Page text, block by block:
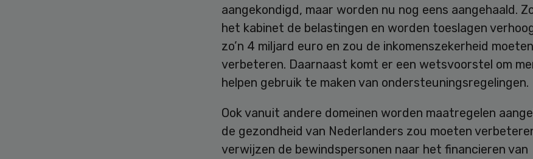
aangekondigd, maar worden nu nog eens aangehaald.
het kabinet de belastingen en worden toeslagen
zo’n 4 miljard euro en zou de inkomenszekerheid moeten
verbeteren. Daarnaast komt er een wetsvoorstel om
helpen gebruik te maken van ondersteuningsregelingen.
Ook vanuit andere domeinen worden maatregelen
de gezondheid van Nederlanders zou moeten
verwijzen de bewindspersonen naar het financieren van